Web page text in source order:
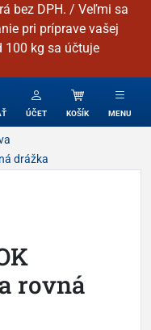
bez DPH. / Veľmi sa
pri príprave vašej
100 kg sa účtuje
ÚČET KOŠÍK MENU
drážka
rovná